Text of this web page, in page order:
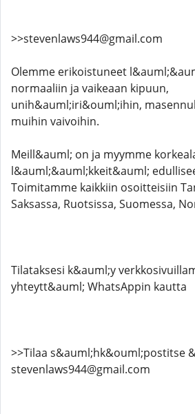
>>stevenlaws944@gmail.com
Olemme erikoistuneet
normaaliin ja vaikeaan kipuun,
unih&auml;iri&ouml;ihin,
muihin vaivoihin.
Meill&auml; on ja myymme
l&auml;&auml;kkeit&auml;
Toimitamme kaikkiin osoitteisiin
Saksassa, Ruotsissa, Suomessa,
Tilataksesi k&auml;y
yhteytt&auml; WhatsAppin kautta
>>Tilaa s&auml;hk&ouml;postitse
stevenlaws944@gmail.com